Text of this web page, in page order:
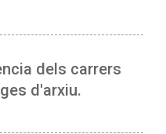
dels carrers
d'arxiu.